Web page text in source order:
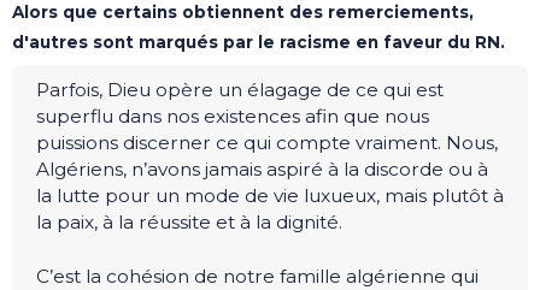
Alors que certains obtiennent des remerciements,
d'autres sont marqués par le racisme en faveur du RN.
Parfois, Dieu opère un élagage de ce qui est
superflu dans nos existences afin que nous
puissions discerner ce qui compte vraiment. Nous,
Algériens, n’avons jamais aspiré à la discorde ou à
la lutte pour un mode de vie luxueux, mais plutôt à
la paix, à la réussite et à la dignité.
C’est la cohésion de notre famille algérienne qui